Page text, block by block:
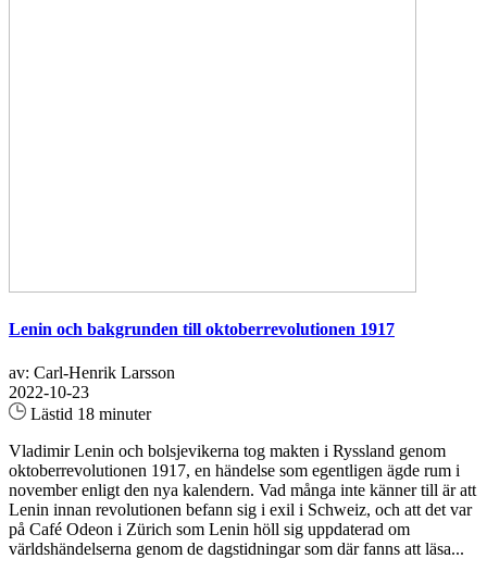
Lenin och bakgrunden till oktoberrevolutionen 1917
av: Carl-Henrik Larsson
2022-10-23
Lästid 18 minuter
Vladimir Lenin och bolsjevikerna tog makten i Ryssland genom
oktoberrevolutionen 1917, en händelse som egentligen ägde rum i
november enligt den nya kalendern. Vad många inte känner till är att
Lenin innan revolutionen befann sig i exil i Schweiz, och att det var
på Café Odeon i Zürich som Lenin höll sig uppdaterad om
världshändelserna genom de dagstidningar som där fanns att läsa...